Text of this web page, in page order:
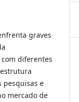
graves
diferentes
pesquisas e
mercado de